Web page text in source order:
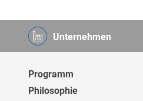
Unternehmen
Programm
Philosophie